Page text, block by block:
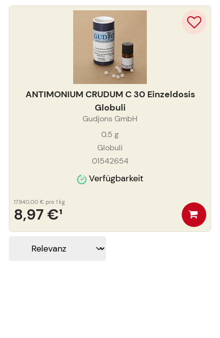
ANTIMONIUM CRUDUM C 30 Einzeldosis
Globuli
Gudjons GmbH
0.5 g
Globuli
01542654
Verfügbarkeit
8,97 €¹
17.940,00 € pro 1 kg